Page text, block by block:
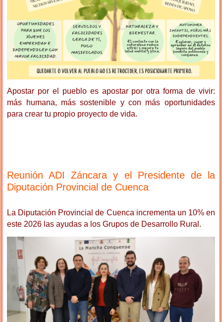
Apostar por el pueblo es apostar por otra forma de vivir:
más humana, más sostenible y con más oportunidades
para crear tu propio proyecto de vida.
Reunión ADI Záncara y el Presidente de la
Diputación Provincial de Cuenca
La Diputación Provincial de Cuenca incrementa un 10% en
este 2026 las ayudas a los Grupos de Desarrollo Rural.